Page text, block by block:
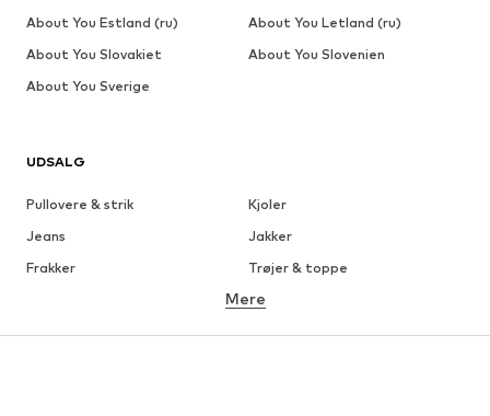
UDSALG
Pullovere & strik
Kjoler
Jeans
Jakker
Frakker
Trøjer & toppe
Undertøj
Mere
About You Estland (ru)
About You Letland (ru)
About You Slovakiet
About You Slovenien
About You Sverige